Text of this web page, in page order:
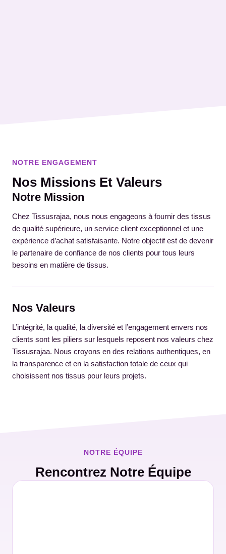
NOTRE ENGAGEMENT
Nos Missions Et Valeurs
Notre Mission
Chez Tissusrajaa, nous nous engageons à fournir des tissus
de qualité supérieure, un service client exceptionnel et une
expérience d’achat satisfaisante. Notre objectif est de devenir
le partenaire de confiance de nos clients pour tous leurs
besoins en matière de tissus.
Nos Valeurs
L’intégrité, la qualité, la diversité et l’engagement envers nos
clients sont les piliers sur lesquels reposent nos valeurs chez
Tissusrajaa. Nous croyons en des relations authentiques, en
la transparence et en la satisfaction totale de ceux qui
choisissent nos tissus pour leurs projets.
NOTRE ÉQUIPE
Rencontrez Notre Équipe